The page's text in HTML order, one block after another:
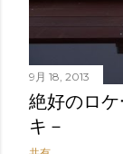
9月 18, 2013
絶好のロ
キ－